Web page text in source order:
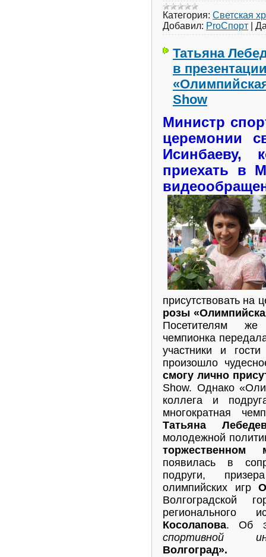
Категория: Светская
Добавил: ProСпорт
Татьяна
в
Show
Министр
церемонии
Исинбаеву,
приехать в
присутствовать на
розы
Посетителям же
чемпионка
участники и
произошло
смогу лично
Show. Однако
коллега и
многократная
Татьяна
молодежной
появилась в
подруги,
олимпийских игр
Волгоградской
Косолапова. Об
спортивной
Волгоград».